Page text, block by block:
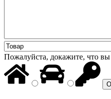
Пожалуйста, докажите, что